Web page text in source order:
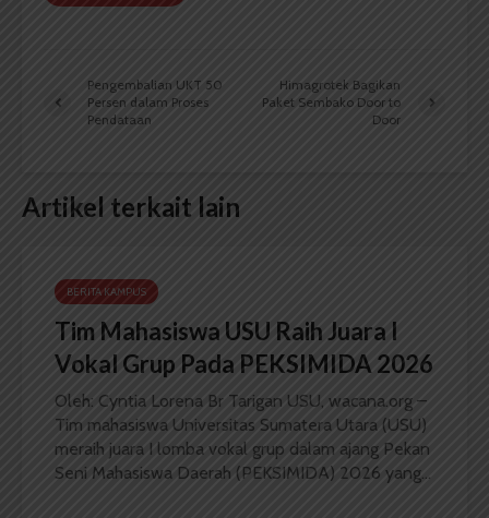
Pengembalian UKT 50
Persen dalam Proses
Pendataan
Himagrotek Bagikan
Paket Sembako Door to
Door
Artikel terkait lain
BERITA KAMPUS
Tim Mahasiswa USU Raih Juara I
Vokal Grup Pada PEKSIMIDA 2026
Oleh: Cyntia Lorena Br Tarigan USU, wacana.org –
Tim mahasiswa Universitas Sumatera Utara (USU)
meraih juara I lomba vokal grup dalam ajang Pekan
Seni Mahasiswa Daerah (PEKSIMIDA) 2026 yang...